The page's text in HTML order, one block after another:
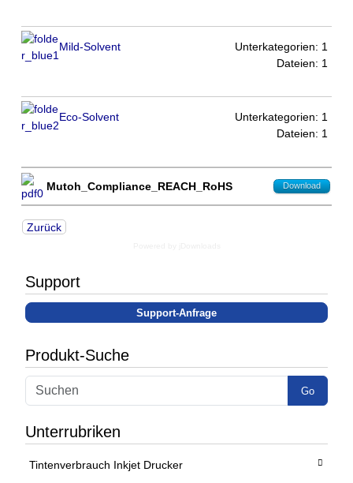
Mild-Solvent
Unterkategorien: 1
Dateien: 1
Eco-Solvent
Unterkategorien: 1
Dateien: 1
Mutoh_Compliance_REACH_RoHS Download
Zurück
Support
Support-Anfrage
Produkt-Suche
Go
Unterrubriken
Tintenverbrauch Inkjet Drucker